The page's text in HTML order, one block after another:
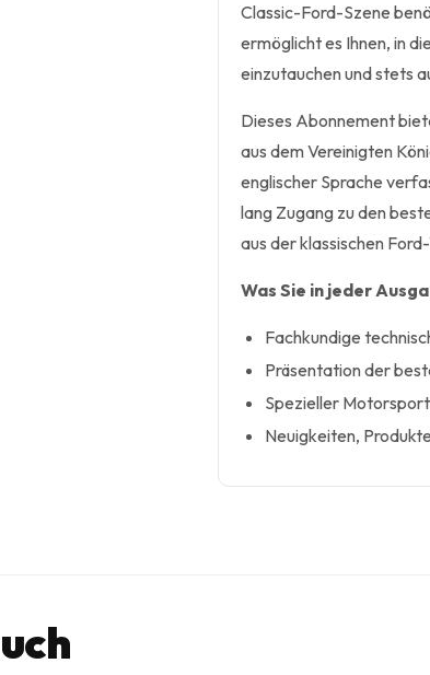
Classic-Ford-Szene
ermöglicht es Ihnen, in
einzutauchen und stets
Dieses Abonnement
aus dem Vereinigten
englischer Sprache
lang Zugang zu den
aus der klassischen
Was Sie in jeder
Fachkundige
Präsentation der
Spezieller
Neuigkeiten,